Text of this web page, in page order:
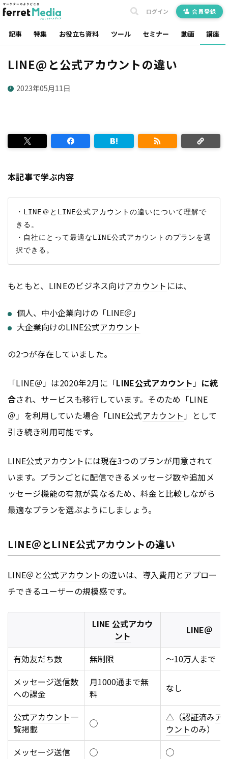
記事 特集 お役立ち資料 ツール セミナー 動画 講座
ログイン 会員登録
LINE@と公式アカウントの違い
2023年05月11日
本記事で学ぶ内容
・LINE＠とLINE公式アカウントの違いについて理解で
きる。
・自社にとって最適なLINE公式アカウントのプランを選
もともと、LINEのビジネス向けアカウント には、
個人、中小企業向けの「LINE＠」
大企業向けのLINE公式アカウント
の2つが存在していました。
「LINE＠」は2020年2月に「LINE公式アカウント 」 に統
合され、サービスも移行しています。そのため「LINE
＠」を利用していた場合「LINE公式アカウント 」として
引き続き利用可能です。
LINE公式アカウント には現在3つのプランが用意されて
います。プランごとに配信できるメッセージ数や追加メ
ッセージ機能の有無が異なるため、料金と比較しながら
最適なプランを選ぶようにしましょう。
LINE＠とLINE公式アカウントの違い
LINE＠と公式アカウントの違いは、導入費用とアプロー
チできるユーザーの規模感です。
LINE 公式アカウ
ント
LINE＠
有効友だち数 無制限
〜10万人まで
メッセージ送信数
への課金
月1000通まで無
料
なし
公式アカウント一
覧掲載
◯ △（認証済みア
ウントのみ）
メッセージ送信
◯
◯